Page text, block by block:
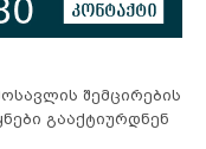
შემცირების
გააქტიურდნენ